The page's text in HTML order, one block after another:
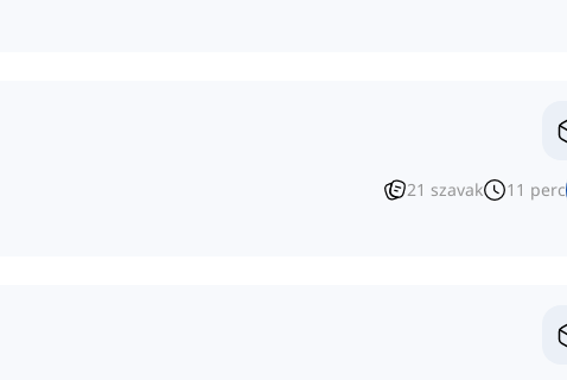
21 szavak 11 perc